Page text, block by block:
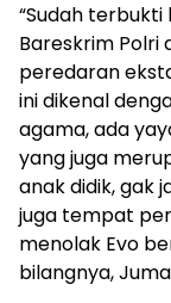
“Sudah terbukti
Bareskrim Polri
peredaran
ini dikenal
agama, ada
yang juga
anak didik, gak
juga tempat
menolak Evo
bilangnya,